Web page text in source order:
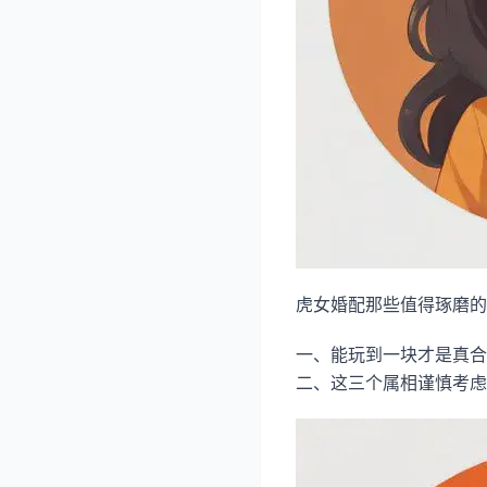
虎女婚配那些值得琢磨
一、能玩到一块才是真
二、这三个属相谨慎考虑